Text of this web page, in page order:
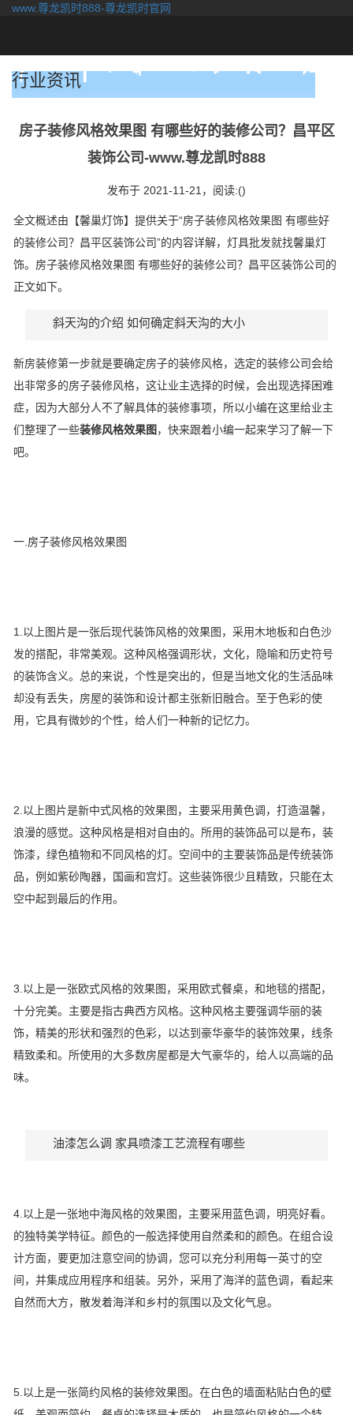
www.尊龙凯时888-尊龙凯时官网
行业资讯
房子装修风格效果图 有哪些好的装修公司？昌平区
装饰公司-www.尊龙凯时888
发布于 2021-11-21， 阅读:()
全文概述由【馨巢灯饰】提供关于“房子装修风格效果图 有哪些好
的装修公司？昌平区装饰公司”的内容详解，灯具批发就找馨巢灯
饰。房子装修风格效果图 有哪些好的装修公司？昌平区装饰公司的
正文如下。
斜天沟的介绍 如何确定斜天沟的大小
新房装修第一步就是要确定房子的装修风格，选定的装修公司会给
出非常多的房子装修风格，这让业主选择的时候，会出现选择困难
症，因为大部分人不了解具体的装修事项，所以小编在这里给业主
们整理了一些装修风格效果图 ，快来跟着小编一起来学习了解一下
吧。
一.房子装修风格效果图
1.以上图片是一张后现代装饰风格的效果图，采用木地板和白色沙
发的搭配，非常美观。这种风格强调形状，文化，隐喻和历史符号
的装饰含义。总的来说，个性是突出的，但是当地文化的生活品味
却没有丢失，房屋的装饰和设计都主张新旧融合。至于色彩的使
用，它具有微妙的个性，给人们一种新的记忆力。
2.以上图片是新中式风格的效果图，主要采用黄色调，打造温馨，
浪漫的感觉。这种风格是相对自由的。所用的装饰品可以是布，装
饰漆，绿色植物和不同风格的灯。空间中的主要装饰品是传统装饰
品，例如紫砂陶器，国画和宫灯。这些装饰很少且精致，只能在太
空中起到最后的作用。
3.以上是一张欧式风格的效果图，采用欧式餐桌，和地毯的搭配，
十分完美。主要是指古典西方风格。这种风格主要强调华丽的装
饰，精美的形状和强烈的色彩，以达到豪华豪华的装饰效果，线条
精致柔和。所使用的大多数房屋都是大气豪华的，给人以高端的品
味。
油漆怎么调 家具喷漆工艺流程有哪些
4.以上是一张地中海风格的效果图，主要采用蓝色调，明亮好看。
的独特美学特征。颜色的一般选择使用自然柔和的颜色。在组合设
计方面，要更加注意空间的协调，您可以充分利用每一英寸的空
间，并集成应用程序和组装。另外，采用了海洋的蓝色调，看起来
自然而大方，散发着海洋和乡村的氛围以及文化气息。
5.以上是一张简约风格的装修效果图。在白色的墙面粘贴白色的壁